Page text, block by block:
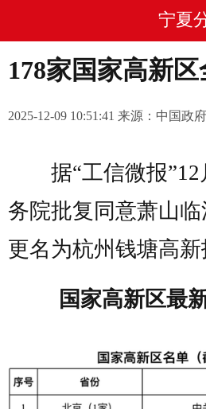
宁夏
178家国家高新
2025-12-09 10:51:41 来源：中国政
据“工信微报”12
务院批复同意萧山
更名为杭州钱塘高
国家高新区最